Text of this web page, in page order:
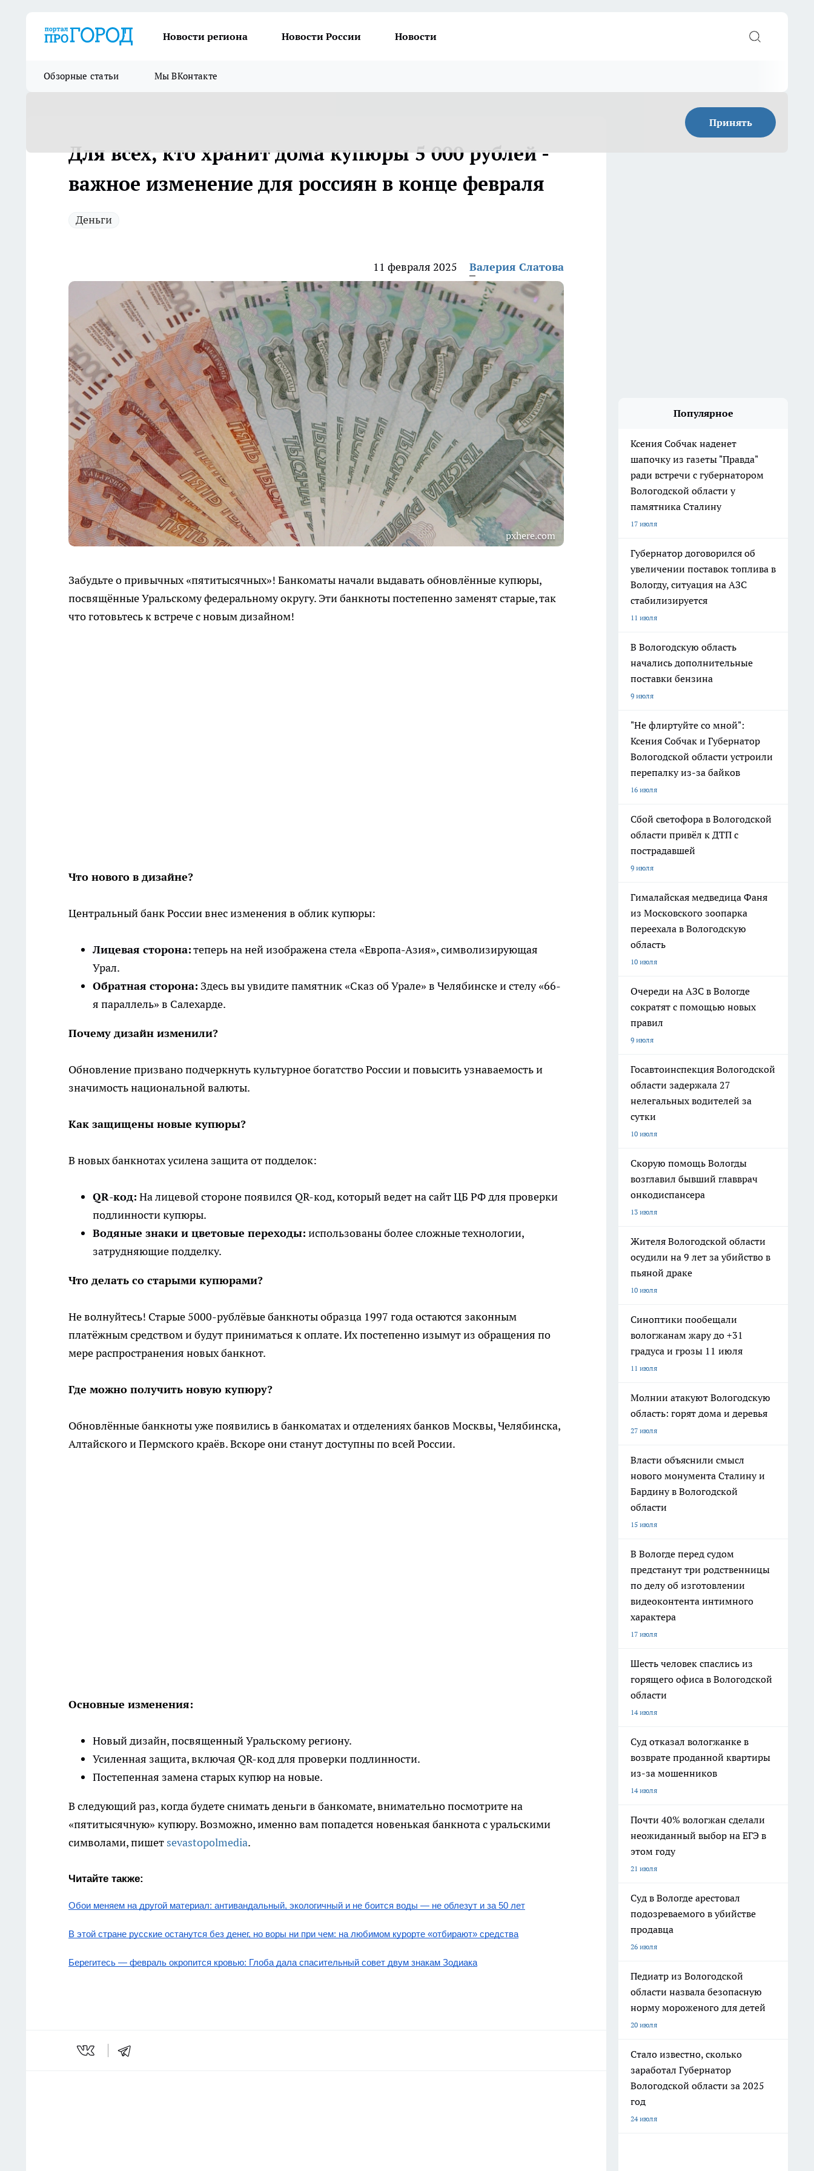
Новости региона Новости России Новости
Обзорные статьи Мы ВКонтакте
Принять
Для всех, кто хранит дома купюры 5 000 рублей -
важное изменение для россиян в конце февраля
Деньги
11 февраля 2025 Валерия Слатова
pxhere.com
Забудьте о привычных «пятитысячных»! Банкоматы начали выдавать обновлённые купюры,
посвящённые Уральскому федеральному округу. Эти банкноты постепенно заменят старые, так
что готовьтесь к встрече с новым дизайном!
Что нового в дизайне?
Центральный банк России внес изменения в облик купюры:
Лицевая сторона:теперь на ней изображена стела «Европа-Азия», символизирующая
Урал.
Обратная сторона: Здесь вы увидите памятник «Сказ об Урале» в Челябинске и стелу «66-
я параллель» в Салехарде.
Почему дизайн изменили?
Обновление призвано подчеркнуть культурное богатство России и повысить узнаваемость и
значимость национальной валюты.
Как защищены новые купюры?
В новых банкнотах усилена защита от подделок:
QR-код: На лицевой стороне появился QR-код, который ведет на сайт ЦБ РФ для проверки
подлинности купюры.
Водяные знаки и цветовые переходы: использованы более сложные технологии,
затрудняющие подделку.
Что делать со старыми купюрами?
Не волнуйтесь! Старые 5000-рублёвые банкноты образца 1997 года остаются законным
платёжным средством и будут приниматься к оплате. Их постепенно изымут из обращения по
мере распространения новых банкнот.
Где можно получить новую купюру?
Обновлённые банкноты уже появились в банкоматах и отделениях банков Москвы, Челябинска,
Алтайского и Пермского краёв. Вскоре они станут доступны по всей России.
Основные изменения:
Новый дизайн, посвященный Уральскому региону.
Усиленная защита, включая QR-код для проверки подлинности.
Постепенная замена старых купюр на новые.
В следующий раз, когда будете снимать деньги в банкомате, внимательно посмотрите на
«пятитысячную» купюру. Возможно, именно вам попадется новенькая банкнота с уральскими
символами, пишет sevastopolmedia.
Читайте также:
Обои меняем на другой материал: антивандальный, экологичный и не боится воды — не облезут и за 50 лет
В этой стране русские останутся без денег, но воры ни при чем: на любимом курорте «отбирают» средства
Берегитесь — февраль окропится кровью: Глоба дала спасительный совет двум знакам Зодиака
Популярное
Ксения Собчак наденет
шапочку из газеты "Правда"
ради встречи с губернатором
Вологодской области у
памятника Сталину
17 июля
Губернатор договорился об
увеличении поставок топлива в
Вологду, ситуация на АЗС
стабилизируется
11 июля
В Вологодскую область
начались дополнительные
поставки бензина
9 июля
"Не флиртуйте со мной":
Ксения Собчак и Губернатор
Вологодской области устроили
перепалку из-за байков
16 июля
Сбой светофора в Вологодской
области привёл к ДТП с
пострадавшей
9 июля
Гималайская медведица Фаня
из Московского зоопарка
переехала в Вологодскую
область
10 июля
Очереди на АЗС в Вологде
сократят с помощью новых
правил
9 июля
Госавтоинспекция Вологодской
области задержала 27
нелегальных водителей за
сутки
10 июля
Скорую помощь Вологды
возглавил бывший главврач
онкодиспансера
13 июля
Жителя Вологодской области
осудили на 9 лет за убийство в
пьяной драке
10 июля
Синоптики пообещали
вологжанам жару до +31
градуса и грозы 11 июля
11 июля
Молнии атакуют Вологодскую
область: горят дома и деревья
27 июля
Власти объяснили смысл
нового монумента Сталину и
Бардину в Вологодской
области
15 июля
В Вологде перед судом
предстанут три родственницы
по делу об изготовлении
видеоконтента интимного
характера
17 июля
Шесть человек спаслись из
горящего офиса в Вологодской
области
14 июля
Суд отказал вологжанке в
возврате проданной квартиры
из-за мошенников
14 июля
Почти 40% вологжан сделали
неожиданный выбор на ЕГЭ в
этом году
21 июля
Суд в Вологде арестовал
подозреваемого в убийстве
продавца
26 июля
Педиатр из Вологодской
области назвала безопасную
норму мороженого для детей
20 июля
Стало известно, сколько
заработал Губернатор
Вологодской области за 2025
год
24 июля